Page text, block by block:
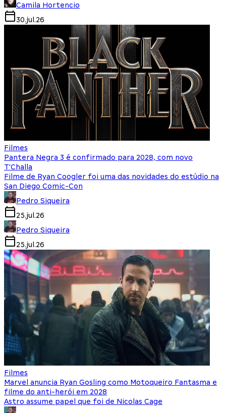
Camila Hortencio
30.jul.26
Filmes
Pantera Negra 3 é confirmado para 2028, com novo
T'Challa
Filme de Ryan Coogler foi uma das novidades do estúdio na
San Diego Comic-Con
Pedro Siqueira
25.jul.26
Pedro Siqueira
25.jul.26
Filmes
Marvel anuncia Ryan Gosling como Motoqueiro Fantasma e
filme do anti-herói em 2028
Astro assume papel que foi de Nicolas Cage